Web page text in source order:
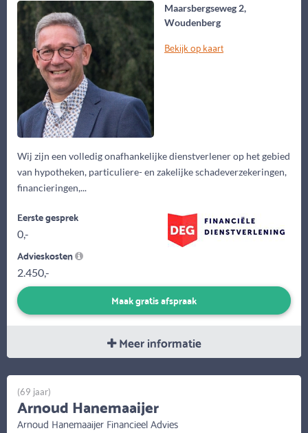
Maarsbergseweg 2,
Woudenberg
Bekijk op kaart
Wij zijn een volledig onafhankelijke dienstverlener op het gebied
van hypotheken, particuliere- en zakelijke schadeverzekeringen,
financieringen,...
Eerste gesprek
0,-
Advieskosten
2.450,-
Maak gratis afspraak
Meer informatie
(69 jaar)
Arnoud Hanemaaijer
Arnoud Hanemaaijer Financieel Advies